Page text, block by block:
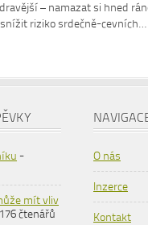
– namazat si hned
riziko srdečně-cevních…
-
mít vliv
čtenářů
O nás
Inzerce
Kontakt